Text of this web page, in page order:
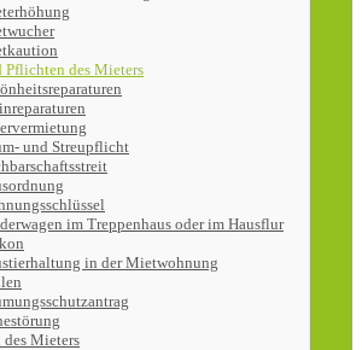
Pflichten des Mieters
und Streupflicht
im Treppenhaus oder im Hausflur
in der Mietwohnung
des Mieters